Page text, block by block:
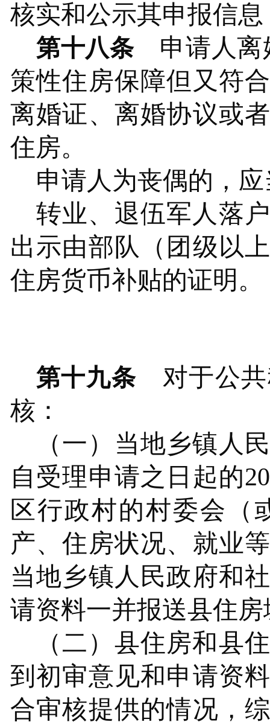
核实和公示其申报信
第十八条
申请人
策性住房保障但又符
离婚证、离婚协议或
住房。
申请人为丧偶的，
转业、退伍军人落
出示由部队（团级以
住房货币补贴的证明。
第十九条
对于公
核：
（一）当地乡镇人
自受理申请之日起的
区行政村的村委会（
产、住房状况、就业
当地乡镇人民政府和
请资料一并报送县住房
（二） 县住房和县
到初审意见和申请资
合审核提供的情况，